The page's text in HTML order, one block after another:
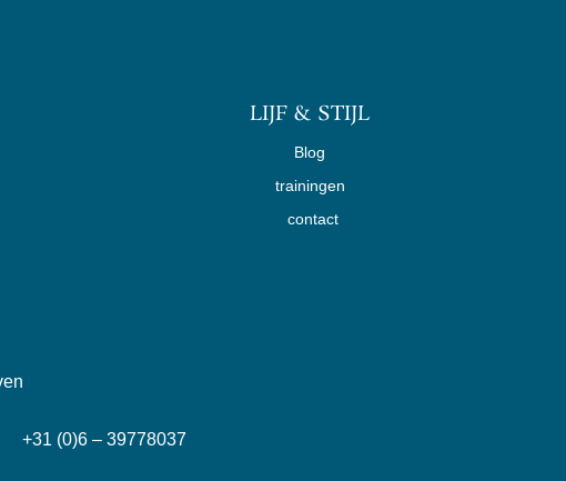
LIJF & STIJL
Blog
trainingen
contact
(0)6 – 39778037